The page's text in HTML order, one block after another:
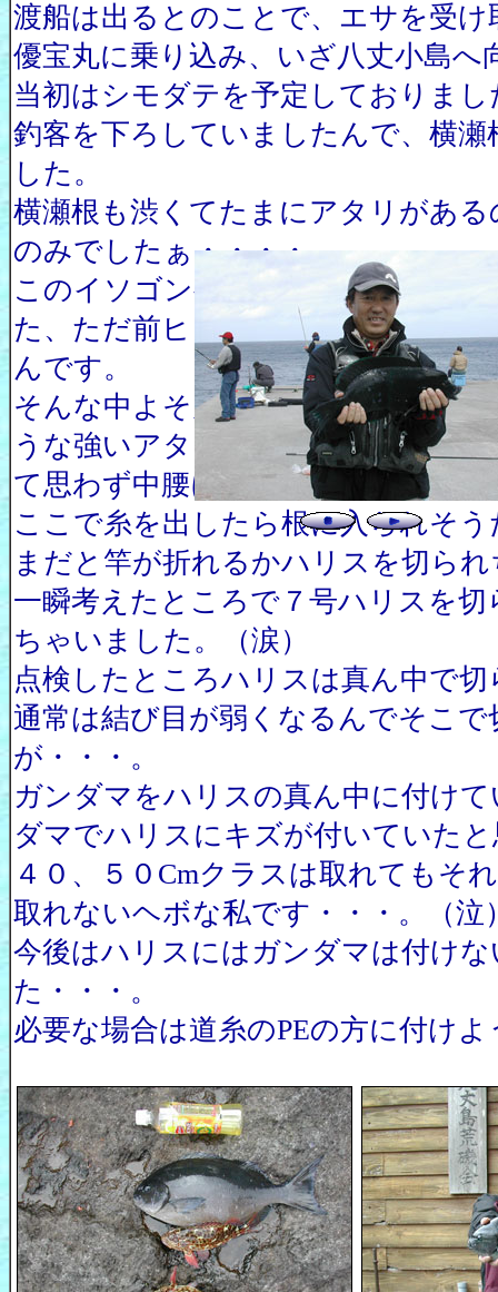
渡船は出るとのことで、エサを受け
優宝丸に乗り込み、いざ八丈小島へ
当初はシモダテを予定しておりま
釣客を下ろしていましたんで、横
した。
横瀬根も渋くてたまにアタリがあ
のみでしたぁ・・・・。
このイソゴンベは最初はカサゴだ
た、ただ前ヒレが横に出ていてこ
んです。
そんな中よそ見していたら、突然
うな強いアタリがあり、２号竿が
て思わず中腰になり耐えました。
ここで糸を出したら根に入られそ
まだと竿が折れるかハリスを切ら
一瞬考えたところで７号ハリスを
ちゃいました。（涙）
点検したところハリスは真ん中で
通常は結び目が弱くなるんでそこ
が・・・。
ガンダマをハリスの真ん中に付け
ダマでハリスにキズが付いていた
４０、５０Cmクラスは取れてもそ
取れないヘボな私です・・・。（泣
今後はハリスにはガンダマは付け
た・・・。
必要な場合は道糸のPEの方に付け